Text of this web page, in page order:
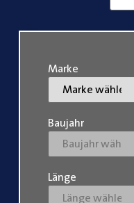
Marke
Baujahr
Länge